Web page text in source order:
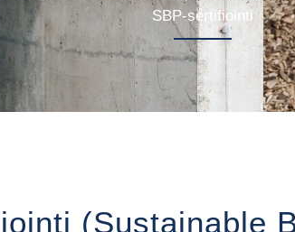
SBP-sertifiointi
(Sustainable